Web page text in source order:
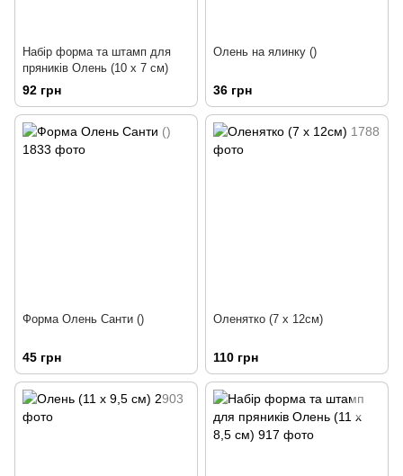
Набір форма та штамп для
пряників Олень (10 х 7 см)
92 грн
Олень на ялинку ()
36 грн
Форма Олень Санти ()
45 грн
Оленятко (7 х 12см)
110 грн